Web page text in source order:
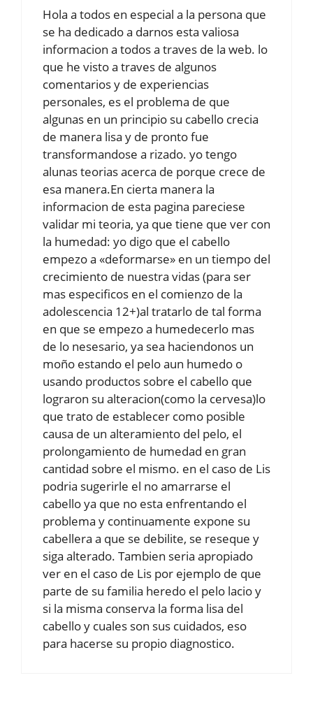
Hola a todos en especial a la persona que
se ha dedicado a darnos esta valiosa
informacion a todos a traves de la web. lo
que he visto a traves de algunos
comentarios y de experiencias
personales, es el problema de que
algunas en un principio su cabello crecia
de manera lisa y de pronto fue
transformandose a rizado. yo tengo
alunas teorias acerca de porque crece de
esa manera.En cierta manera la
informacion de esta pagina pareciese
validar mi teoria, ya que tiene que ver con
la humedad: yo digo que el cabello
empezo a «deformarse» en un tiempo del
crecimiento de nuestra vidas (para ser
mas especificos en el comienzo de la
adolescencia 12+)al tratarlo de tal forma
en que se empezo a humedecerlo mas
de lo nesesario, ya sea haciendonos un
moño estando el pelo aun humedo o
usando productos sobre el cabello que
lograron su alteracion(como la cervesa)lo
que trato de establecer como posible
causa de un alteramiento del pelo, el
prolongamiento de humedad en gran
cantidad sobre el mismo. en el caso de Lis
podria sugerirle el no amarrarse el
cabello ya que no esta enfrentando el
problema y continuamente expone su
cabellera a que se debilite, se reseque y
siga alterado. Tambien seria apropiado
ver en el caso de Lis por ejemplo de que
parte de su familia heredo el pelo lacio y
si la misma conserva la forma lisa del
cabello y cuales son sus cuidados, eso
para hacerse su propio diagnostico.